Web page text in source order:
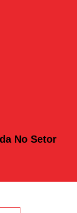
No Setor